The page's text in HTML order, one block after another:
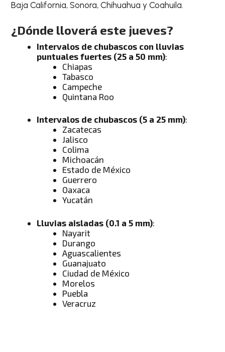
Baja California, Sonora, Chihuahua y Coahuila.
¿Dónde lloverá este jueves?
Intervalos de chubascos con lluvias
puntuales fuertes (25 a 50 mm):
Chiapas
Tabasco
Campeche
Quintana Roo
Intervalos de chubascos (5 a 25 mm):
Zacatecas
Jalisco
Colima
Michoacán
Estado de México
Guerrero
Oaxaca
Yucatán
Lluvias aisladas (0.1 a 5 mm):
Nayarit
Durango
Aguascalientes
Guanajuato
Ciudad de México
Morelos
Puebla
Veracruz